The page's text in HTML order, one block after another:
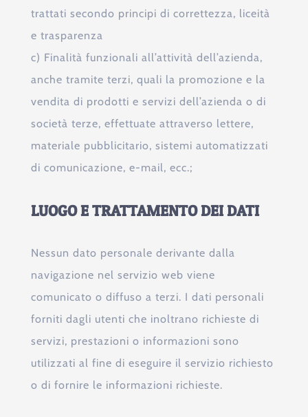
trattati secondo principi di correttezza, liceità
e trasparenza
c) Finalità funzionali all’attività dell’azienda,
anche tramite terzi, quali la promozione e la
vendita di prodotti e servizi dell’azienda o di
società terze, effettuate attraverso lettere,
materiale pubblicitario, sistemi automatizzati
di comunicazione, e-mail, ecc.;
LUOGO E TRATTAMENTO DEI DATI
Nessun dato personale derivante dalla
navigazione nel servizio web viene
comunicato o diffuso a terzi. I dati personali
forniti dagli utenti che inoltrano richieste di
servizi, prestazioni o informazioni sono
utilizzati al fine di eseguire il servizio richiesto
o di fornire le informazioni richieste.